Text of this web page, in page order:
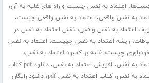
اعتماد به نفس چیست و راه های غلبه به آن،
به نفس واقعی، اعتماد به نفس واقعی چیست،
اعتماد به نفس واقعی،نقش اعتماد به نفس در
،ریشه اعتماد به نفس چییست، اعتماد به نفس
چیست، غلبه بر کمبود اعتماد به نفس،
به نفس، افزایش اعتماد به نفس،
دانلود pdf کتاب
به نفس،کتاب اعتماد به نفس pdf ،دانلود رایگان